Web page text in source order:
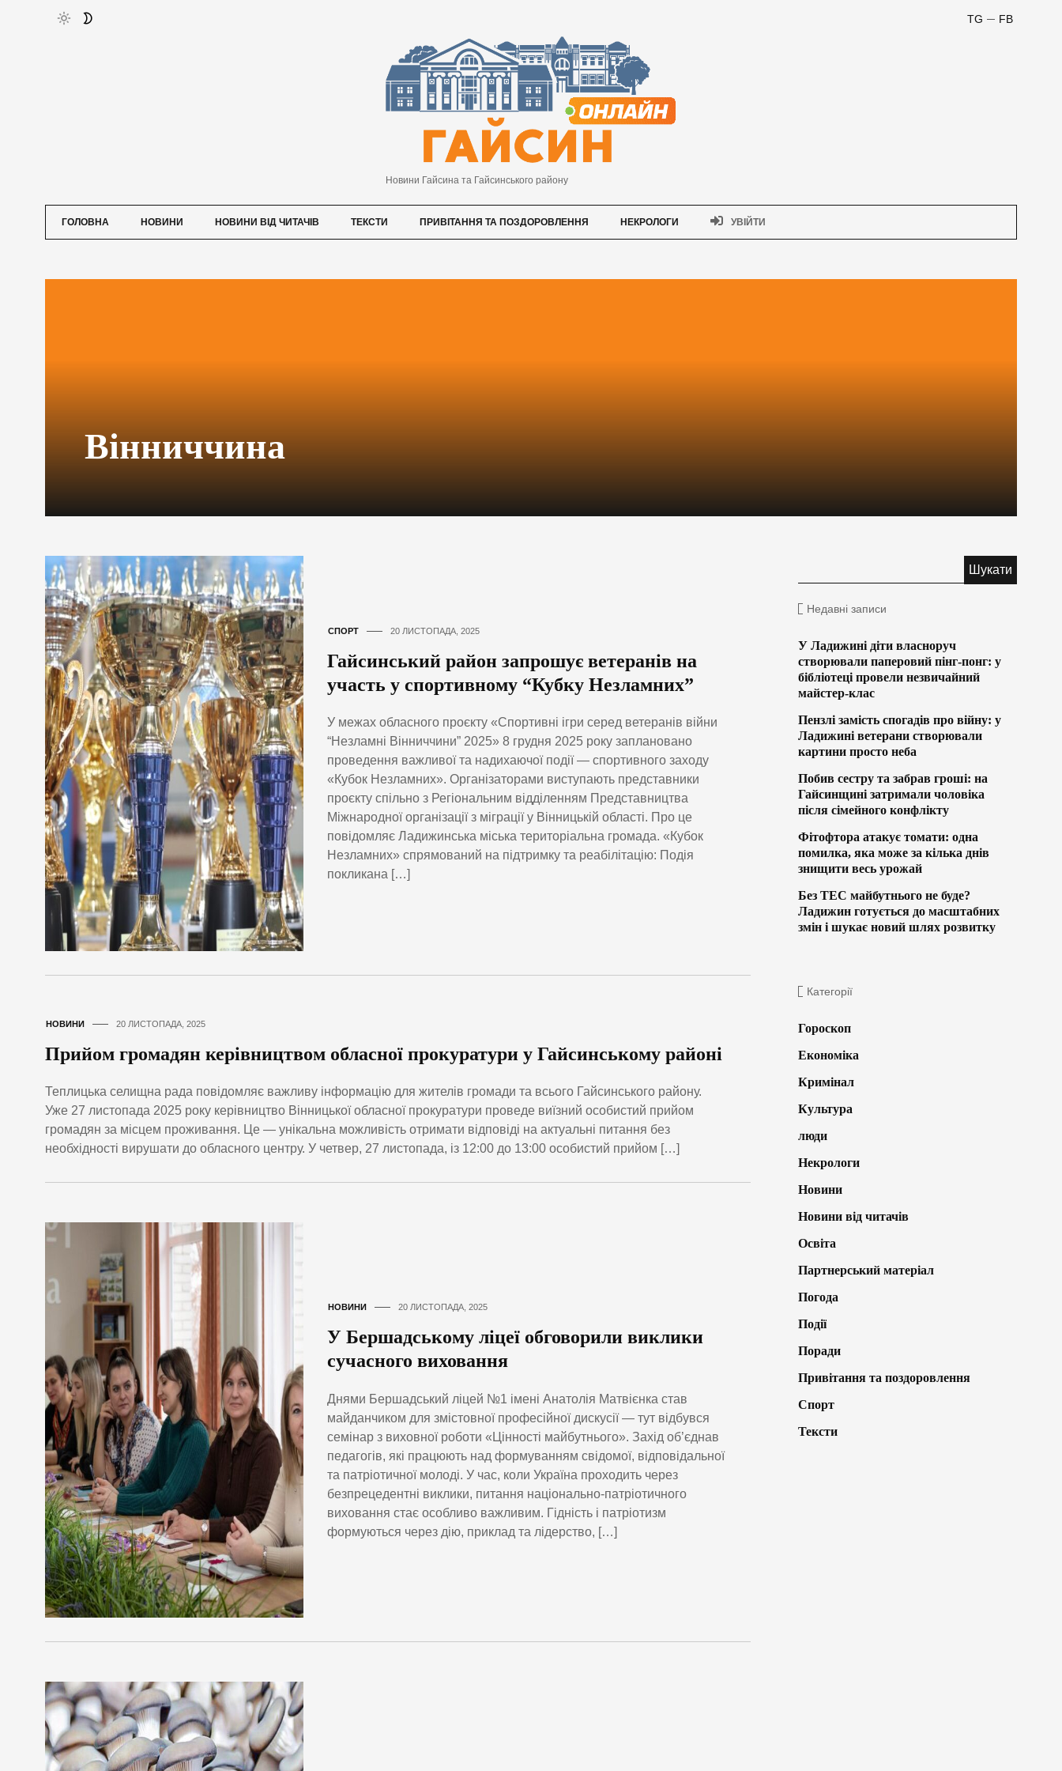
FB
TG
Новини Гайсина та Гайсинського району
ГОЛОВНА НОВИНИ НОВИНИ ВІД ЧИТАЧІВ ТЕКСТИ ПРИВІТАННЯ ТА ПОЗДОРОВЛЕННЯ НЕКРОЛОГИ УВІЙТИ
Вінниччина
СПОРТ 20 ЛИСТОПАДА, 2025
Гайсинський район запрошує ветеранів на
участь у спортивному “Кубку Незламних”
У межах обласного проєкту «Спортивні ігри серед ветеранів війни
“Незламні Вінниччини” 2025» 8 грудня 2025 року заплановано
проведення важливої та надихаючої події — спортивного заходу
«Кубок Незламних». Організаторами виступають представники
проєкту спільно з Регіональним відділенням Представництва
Міжнародної організації з міграції у Вінницькій області. Про це
повідомляє Ладижинська міська територіальна громада. «Кубок
Незламних» спрямований на підтримку та реабілітацію: Подія
покликана […]
НОВИНИ 20 ЛИСТОПАДА, 2025
Прийом громадян керівництвом обласної прокуратури у Гайсинському районі
Теплицька селищна рада повідомляє важливу інформацію для жителів громади та всього Гайсинського району.
Уже 27 листопада 2025 року керівництво Вінницької обласної прокуратури проведе виїзний особистий прийом
громадян за місцем проживання. Це — унікальна можливість отримати відповіді на актуальні питання без
необхідності вирушати до обласного центру. У четвер, 27 листопада, із 12:00 до 13:00 особистий прийом […]
НОВИНИ 20 ЛИСТОПАДА, 2025
У Бершадському ліцеї обговорили виклики
сучасного виховання
Днями Бершадський ліцей №1 імені Анатолія Матвієнка став
майданчиком для змістовної професійної дискусії — тут відбувся
семінар з виховної роботи «Цінності майбутнього». Захід об’єднав
педагогів, які працюють над формуванням свідомої, відповідальної
та патріотичної молоді. У час, коли Україна проходить через
безпрецедентні виклики, питання національно-патріотичного
виховання стає особливо важливим. Гідність і патріотизм
формуються через дію, приклад та лідерство, […]
Недавні записи
У Ладижині діти власноруч
створювали паперовий пінг-понг: у
бібліотеці провели незвичайний
майстер-клас
Пензлі замість спогадів про війну: у
Ладижині ветерани створювали
картини просто неба
Побив сестру та забрав гроші: на
Гайсинщині затримали чоловіка
після сімейного конфлікту
Фітофтора атакує томати: одна
помилка, яка може за кілька днів
знищити весь урожай
Без ТЕС майбутнього не буде?
Ладижин готується до масштабних
змін і шукає новий шлях розвитку
Категорії
Гороскоп
Економіка
Кримінал
Культура
люди
Некрологи
Новини
Новини від читачів
Освіта
Партнерський матеріал
Погода
Події
Поради
Привітання та поздоровлення
Спорт
Тексти